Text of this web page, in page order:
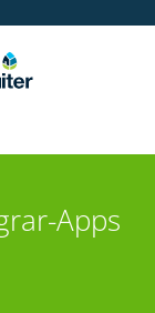
Apps